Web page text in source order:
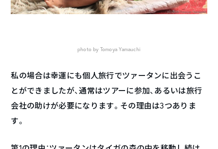
photo by Tomoya Yamauchi
私の場合は幸運にも個人旅行でツァータンに出会うこ
とができましたが、通常はツアーに参加、あるいは旅行
会社の助けが必要になります。その理由は3つありま
す。